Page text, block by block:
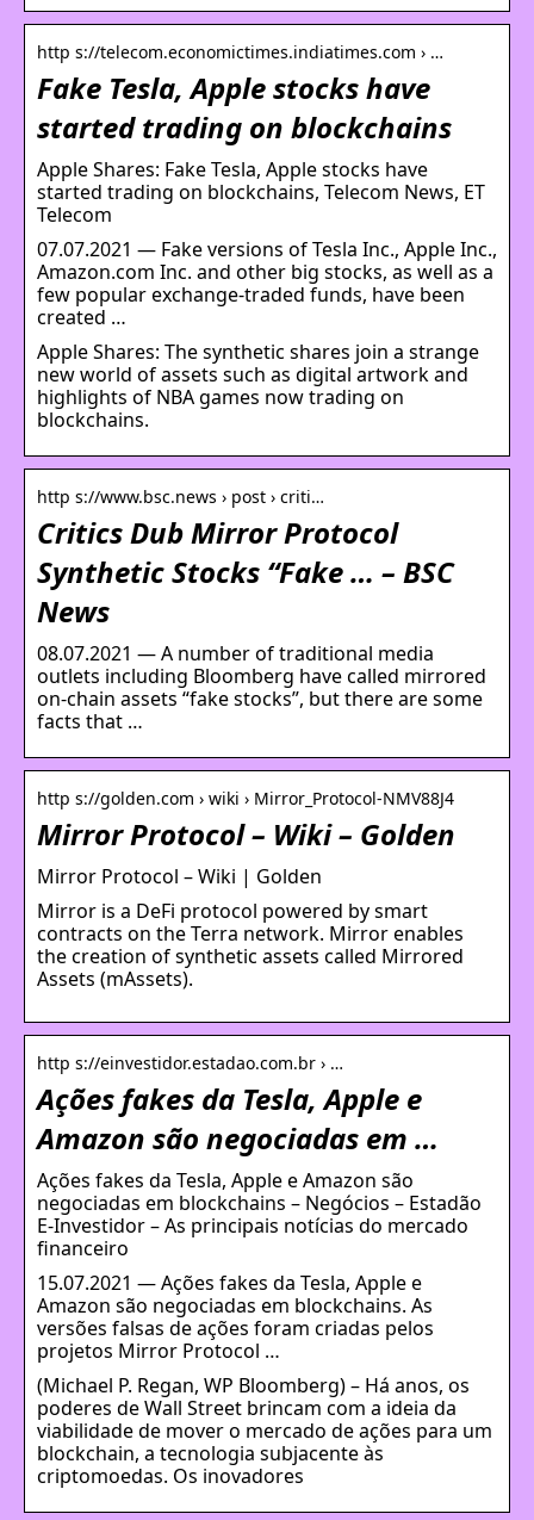
http s://telecom.economictimes.indiatimes.com › …
Fake Tesla, Apple stocks have
started trading on blockchains
Apple Shares: Fake Tesla, Apple stocks have
started trading on blockchains, Telecom News, ET
Telecom
07.07.2021 — Fake versions of Tesla Inc., Apple Inc.,
Amazon.com Inc. and other big stocks, as well as a
few popular exchange-traded funds, have been
created …
Apple Shares: The synthetic shares join a strange
new world of assets such as digital artwork and
highlights of NBA games now trading on
blockchains.
http s://www.bsc.news › post › criti…
Critics Dub Mirror Protocol
Synthetic Stocks “Fake … – BSC
News
08.07.2021 — A number of traditional media
outlets including Bloomberg have called mirrored
on-chain assets “fake stocks”, but there are some
facts that …
http s://golden.com › wiki › Mirror_Protocol-NMV88J4
Mirror Protocol – Wiki – Golden
Mirror Protocol – Wiki | Golden
Mirror is a DeFi protocol powered by smart
contracts on the Terra network. Mirror enables
the creation of synthetic assets called Mirrored
Assets (mAssets).
http s://einvestidor.estadao.com.br › …
Ações fakes da Tesla, Apple e
Amazon são negociadas em …
Ações fakes da Tesla, Apple e Amazon são
negociadas em blockchains – Negócios – Estadão
E-Investidor – As principais notícias do mercado
financeiro
15.07.2021 — Ações fakes da Tesla, Apple e
Amazon são negociadas em blockchains. As
versões falsas de ações foram criadas pelos
projetos Mirror Protocol …
(Michael P. Regan, WP Bloomberg) – Há anos, os
poderes de Wall Street brincam com a ideia da
viabilidade de mover o mercado de ações para um
blockchain, a tecnologia subjacente às
criptomoedas. Os inovadores